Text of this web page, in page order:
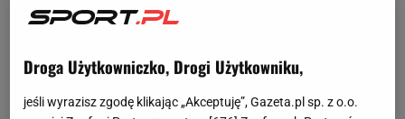
komunikat pojawił się w niedzielę w mediach
wręcz z niedowierzaniem. Mowa bowiem o
Droga Użytkowniczko, Drogi Użytkowniku,
jeśli wyrazisz zgodę klikając „Akceptuję”, Gazeta.pl sp. z o.o.